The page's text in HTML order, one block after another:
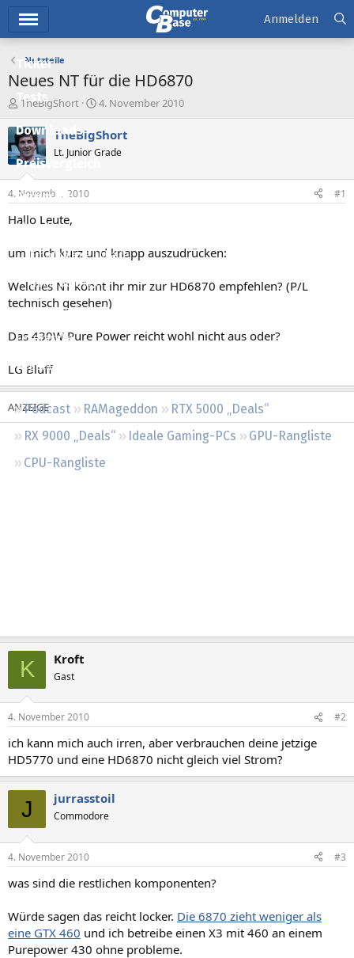
Ticker
Tests
Downloads
Preisvergleich
Forum
Aktuelles
Empfohlene Inhalte
Neue Beiträge
Neueste Aktivitäten
Leserartikel
Regeln
Podcast RAMageddon
RTX 5000 „Deals“
RX 9000 „Deals“
Ideale Gaming-PCs
GPU-Rangliste
CPU-Rangliste
Anmelden
Netzteile
Neues NT für die HD6870
E
s
t
e
l
e
r
TheBigShort
E
s
e
t
4. November 2010
TheBigShort
Lt. Junior Grade
4. November 2010 #1
Hallo Leute,
um mich kurz und knapp auszudrücken:
Welches NT könnt ihr mir zur HD6870 empfehlen? (P/L
technisch gesehen)
Das 430W Pure Power reicht wohl nicht aus oder?
LG Bluff
K Kroft
Gast
4. November 2010 #2
ich kann mich auch irren, aber verbrauchen deine jetzige
HD5770 und eine HD6870 nicht gleich viel Strom?
J jurrasstoil
Commodore
4. November 2010 #3
was sind die restlichen komponenten?
Würde sagen das reicht locker. Die 6870 zieht weniger als
eine GTX 460 und ich betreibe einen X3 mit 460 an einem
Purepower 430 ohne probleme.